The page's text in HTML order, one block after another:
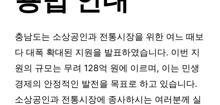
충남도는 소상공인과 전통시장을 위한 여느 때보
다 대폭 확대된 지원을 발표하였습니다. 이번 지
원의 규모는 무려 128억 원에 이르며, 이는 민생
경제의 안정적인 발전을 목표로 하고 있습니다.
소상공인과 전통시장에 종사하시는 여러분께 실